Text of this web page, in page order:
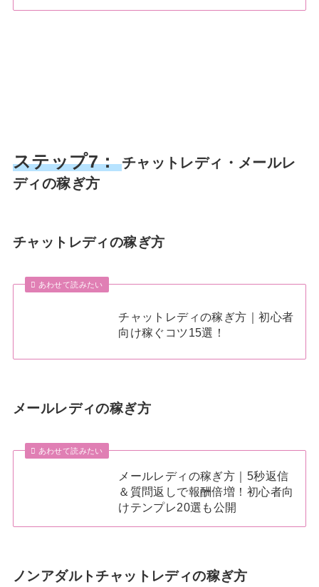
ステップ7： チャットレディ・メールレ
ディの稼ぎ方
チャットレディの稼ぎ方
あわせて読みたい
チャットレディの稼ぎ方｜初心者
向け稼ぐコツ15選！
メールレディの稼ぎ方
あわせて読みたい
メールレディの稼ぎ方｜5秒返信
＆質問返しで報酬倍増！初心者向
けテンプレ20選も公開
ノンアダルトチャットレディの稼ぎ方